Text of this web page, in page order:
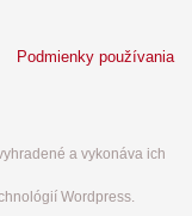
Podmienky používania
a vykonáva ich
Wordpress.